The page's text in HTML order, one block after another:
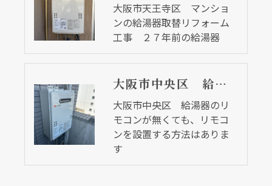
大阪市天王寺区 マンショ
ンの給湯器取替リフォーム
工事 ２７年前の給湯器
大阪市中央区 給湯器のリモコンが無くても、リモコンを設置する方法はあります
大阪市中央区 給湯器のリ
モコンが無くても、リモコ
ンを設置する方法はありま
す